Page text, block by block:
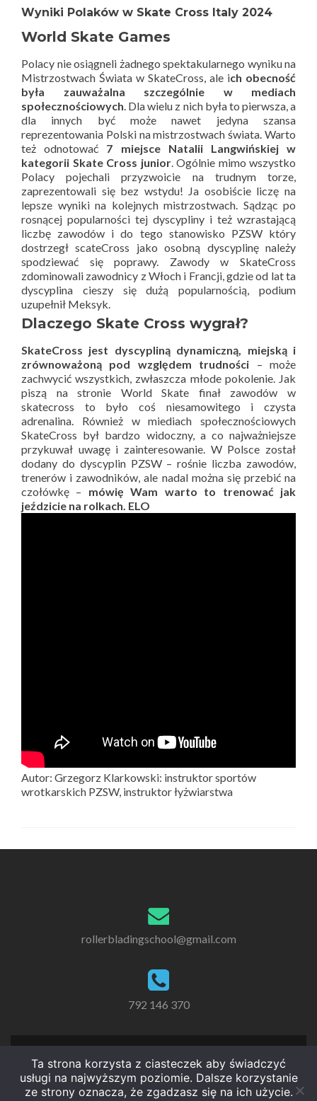
Wyniki Polaków w Skate Cross Italy 2024
World Skate Games
Polacy nie osiągneli żadnego spektakularnego wyniku na
Mistrzostwach Świata w SkateCross, ale ich obecność
była zauważalna szczególnie w mediach
społecznościowych. Dla wielu z nich była to pierwsza, a
dla innych być może nawet jedyna szansa
reprezentowania Polski na mistrzostwach świata. Warto
też odnotować 7 miejsce Natalii Langwińskiej w
kategorii Skate Cross junior. Ogólnie mimo wszystko
Polacy pojechali przyzwoicie na trudnym torze,
zaprezentowali się bez wstydu! Ja osobiście liczę na
lepsze wyniki na kolejnych mistrzostwach. Sądząc po
rosnącej popularności tej dyscypliny i też wzrastającą
liczbę zawodów i do tego stanowisko PZSW który
dostrzegł scateCross jako osobną dyscyplinę należy
spodziewać się poprawy. Zawody w SkateCross
zdominowali zawodnicy z Włoch i Francji, gdzie od lat ta
dyscyplina cieszy się dużą popularnością, podium
uzupełnił Meksyk.
Dlaczego Skate Cross wygrał?
SkateCross jest dyscypliną dynamiczną, miejską i
zrównoważoną pod względem trudności – może
zachwycić wszystkich, zwłaszcza młode pokolenie. Jak
piszą na stronie World Skate finał zawodów w
skatecross to było coś niesamowitego i czysta
adrenalina. Również w miediach społecznościowych
SkateCross był bardzo widoczny, a co najważniejsze
przykuwał uwagę i zainteresowanie. W Polsce został
dodany do dyscyplin PZSW – rośnie liczba zawodów,
trenerów i zawodników, ale nadal można się przebić na
czołówkę – mówię Wam warto to trenować jak
jeździcie na rolkach. ELO
Autor: Grzegorz Klarkowski: instruktor sportów
wrotkarskich PZSW, instruktor łyżwiarstwa
rollerbladingschool@gmail.com
792 146 370
Ta strona korzysta z ciasteczek aby świadczyć
usługi na najwyższym poziomie. Dalsze korzystanie
ze strony oznacza, że zgadzasz się na ich użycie.